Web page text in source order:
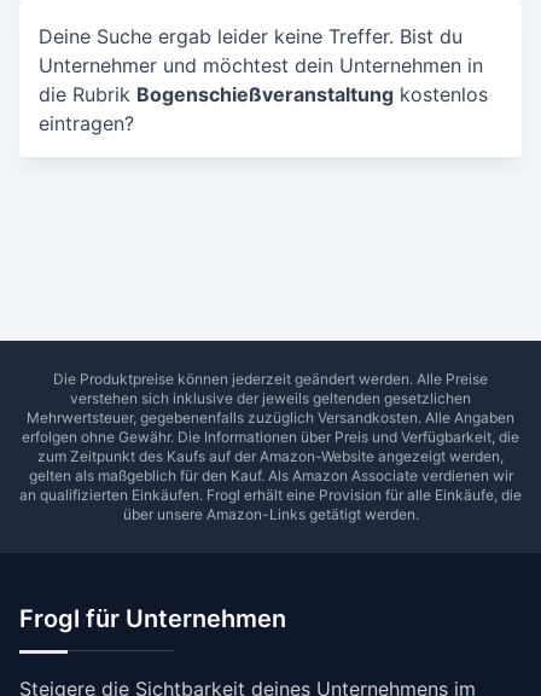
Stadt oder Postleitzahl
Deine Suche ergab leider keine Treffer. Bist du
Unternehmer und möchtest dein Unternehmen in
die Rubrik Bogenschießveranstaltung kostenlos
eintragen?
Die Produktpreise können jederzeit geändert werden. Alle Preise
verstehen sich inklusive der jeweils geltenden gesetzlichen
Mehrwertsteuer, gegebenenfalls zuzüglich Versandkosten. Alle Angaben
erfolgen ohne Gewähr. Die Informationen über Preis und Verfügbarkeit, die
zum Zeitpunkt des Kaufs auf der Amazon-Website angezeigt werden,
gelten als maßgeblich für den Kauf. Als Amazon Associate verdienen wir
an qualifizierten Einkäufen. Frogl erhält eine Provision für alle Einkäufe, die
über unsere Amazon-Links getätigt werden.
Frogl für Unternehmen
Steigere die Sichtbarkeit deines Unternehmens im